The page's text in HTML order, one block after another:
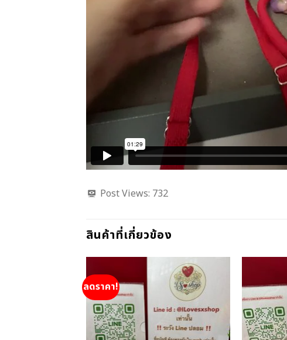
Post Views: 732
สินค้าที่เกี่ยวข้อง
ลดราคา!